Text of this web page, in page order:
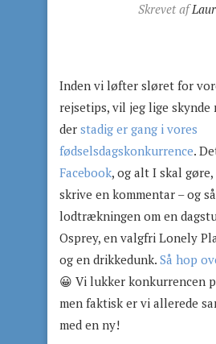
Skrevet af
Inden vi løfter sløret for
rejsetips, vil jeg lige skynde
der stadig er gang i vores
fødselsdagskonkurrence.
Facebook, og alt I skal
skrive en kommentar – og
lodtrækningen om en
Osprey, en valgfri Lonely
og en drikkedunk. Så hop
😀 Vi lukker konkurrencen
men faktisk er vi allerede
med en ny!